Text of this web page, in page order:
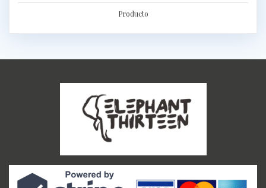
Producto